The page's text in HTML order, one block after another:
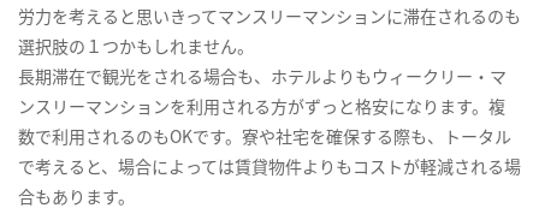
労力を考えると思いきってマンスリーマンションに滞在されるのも
選択肢の１つかもしれません。
長期滞在で観光をされる場合も、ホテルよりもウィークリー・マ
ンスリーマンションを利用される方がずっと格安になります。複
数で利用されるのもOKです。寮や社宅を確保する際も、トータル
で考えると、場合によっては賃貸物件よりもコストが軽減される場
合もあります。